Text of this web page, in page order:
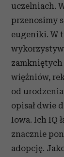
uczelniach.
przenosimy
eugeniki. W
więźniów,
od
opisał dwie
Iowa. Ich IQ
znacznie
adopcję.